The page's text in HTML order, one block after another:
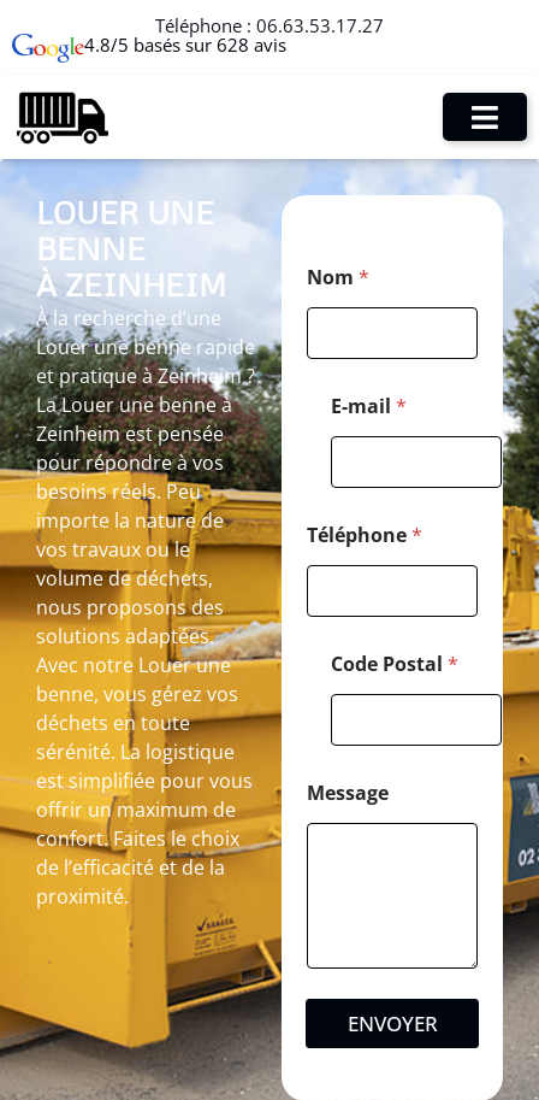
Téléphone : 06.63.53.17.27
4.8/5 basés sur 628 avis
LOUER UNE
BENNE
À ZEINHEIM
À la recherche d’une
Louer une benne rapide
et pratique à Zeinheim ?
La Louer une benne à
Zeinheim est pensée
pour répondre à vos
besoins réels. Peu
importe la nature de
vos travaux ou le
volume de déchets,
nous proposons des
solutions adaptées.
Avec notre Louer une
benne, vous gérez vos
déchets en toute
sérénité. La logistique
est simplifiée pour vous
offrir un maximum de
confort. Faites le choix
de l’efficacité et de la
proximité.
Nom *
E-mail *
Téléphone*
o
d
e
N
o
m
Code Postal *
Message
ENVOYER